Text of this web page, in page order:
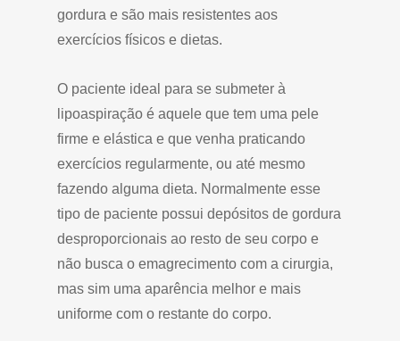
gordura e são mais resistentes aos
exercícios físicos e dietas.
O paciente ideal para se submeter à
lipoaspiração é aquele que tem uma pele
firme e elástica e que venha praticando
exercícios regularmente, ou até mesmo
fazendo alguma dieta. Normalmente esse
tipo de paciente possui depósitos de gordura
desproporcionais ao resto de seu corpo e
não busca o emagrecimento com a cirurgia,
mas sim uma aparência melhor e mais
uniforme com o restante do corpo.